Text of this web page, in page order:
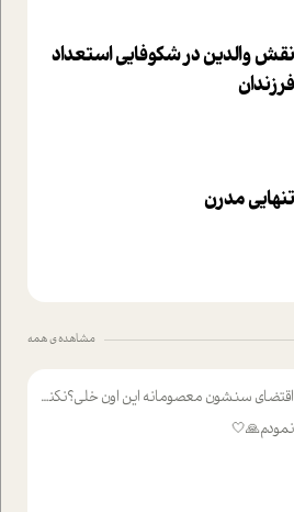
نقش والدین در شکوفا‌یی ا‌ستعداد
فرزندان‌
تنهایی مدرن
مشاهده ی همه
این اون خلی؟نکنه تا چهل سالگی پوشکت میکردن و شیر میخوردی که به اینا میگی کودک